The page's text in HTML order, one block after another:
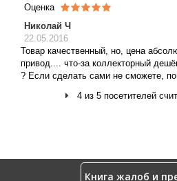
Оценка
Николай Ч
22.05.2016
Товар качественный, но, цена
привод.... что-за коллекторный
? Если сделать сами не сможете,
4 из 5 посетителей
Книга жалоб и